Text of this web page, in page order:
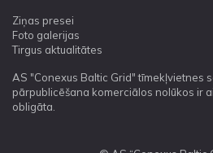
Ziņas presei
Foto galerijas
Tirgus aktualitātes
AS "Conexus Baltic Grid" tīmekļvietnes
pārpublicēšana komerciālos nolūkos ir
obligāta.